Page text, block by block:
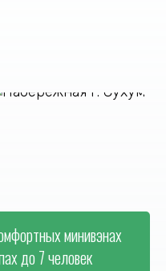
минивэнах
до 7 человек